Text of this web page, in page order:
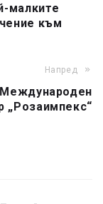
малките
към
Напред
Международен
„Розаимпекс“